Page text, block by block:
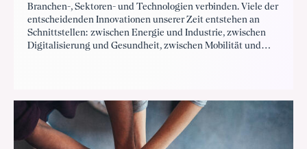
Branchen-, Sektoren- und Technologien verbinden. Viele der
entscheidenden Innovationen unserer Zeit entstehen an
Schnittstellen: zwischen Energie und Industrie, zwischen
Digitalisierung und Gesundheit, zwischen Mobilität und